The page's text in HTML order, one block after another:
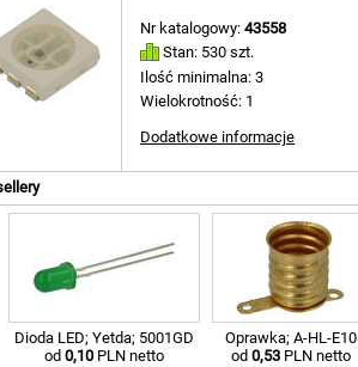
Nr katalogowy: 43558
Stan: 530 szt.
Ilość minimalna: 3
Wielokrotność: 1
Dodatkowe informacje
Dioda LED; Yetda; 5001GD
od 0,10 PLN netto
Oprawka; A-HL-E10
od 0,53 PLN netto